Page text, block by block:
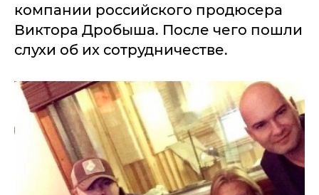
компании российского продюсера
Виктора Дробыша. После чего пошли
слухи об их сотрудничестве.